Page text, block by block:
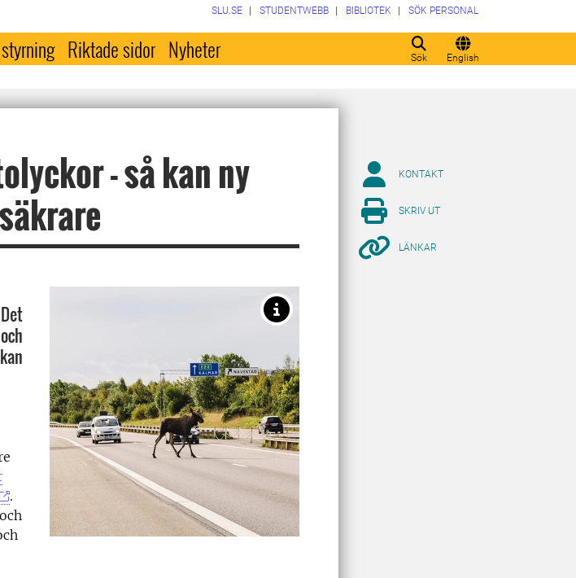
Sök English
SLU.SE STUDENTWEBB BIBLIOTEK SÖK PERSONAL
Riktade sidor Nyheter
- så kan ny
.
KONTAKT
SKRIV UT
LÄNKAR